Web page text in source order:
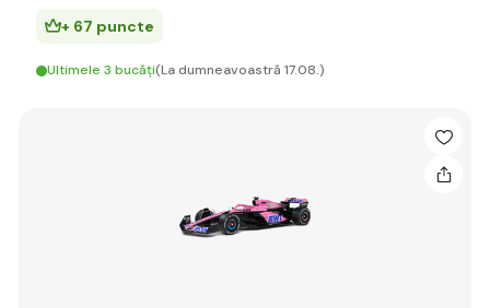
+ 67 puncte
Ultimele 3 bucăți(La dumneavoastră 17.08.)